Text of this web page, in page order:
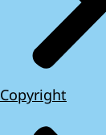
Copyright